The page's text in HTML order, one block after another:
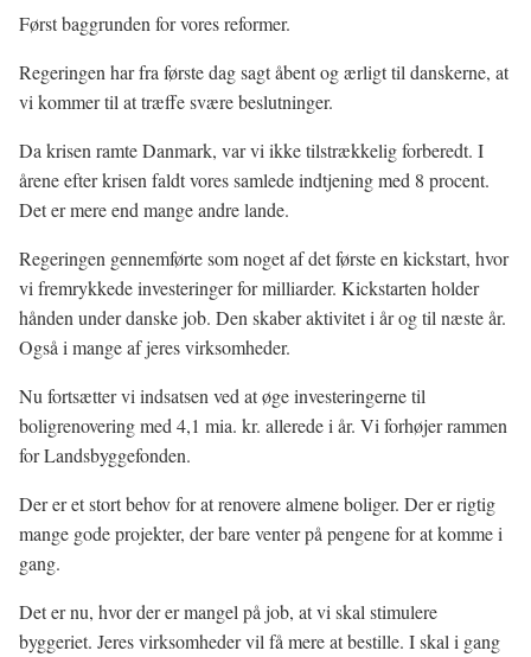
Først baggrunden for vores reformer.
Regeringen har fra første dag sagt åbent og ærligt til danskerne, at
vi kommer til at træffe svære beslutninger.
Da krisen ramte Danmark, var vi ikke tilstrækkelig forberedt. I
årene efter krisen faldt vores samlede indtjening med 8 procent.
Det er mere end mange andre lande.
Regeringen gennemførte som noget af det første en kickstart, hvor
vi fremrykkede investeringer for milliarder. Kickstarten holder
hånden under danske job. Den skaber aktivitet i år og til næste år.
Også i mange af jeres virksomheder.
Nu fortsætter vi indsatsen ved at øge investeringerne til
boligrenovering med 4,1 mia. kr. allerede i år. Vi forhøjer rammen
for Landsbyggefonden.
Der er et stort behov for at renovere almene boliger. Der er rigtig
mange gode projekter, der bare venter på pengene for at komme i
gang.
Det er nu, hvor der er mangel på job, at vi skal stimulere
byggeriet. Jeres virksomheder vil få mere at bestille. I skal i gang